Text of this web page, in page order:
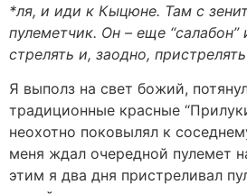
*ля, и иди к Кыцюне. Там с
пулеметчик. Он – еще “салабон”
стрелять и, заодно,
Я выполз на свет божий,
традиционные красные
неохотно поковылял к
меня ждал очередной пулемет
этим я два дня пристреливал